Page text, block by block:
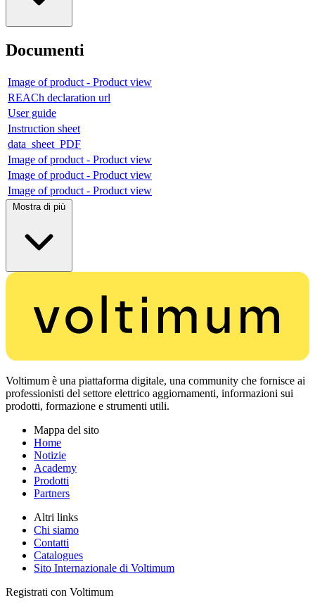
Documenti
Image of product - Product view
REACh declaration url
User guide
Instruction sheet
data_sheet_PDF
Image of product - Product view
Image of product - Product view
Image of product - Product view
Mostra di più
Voltimum è una piattaforma digitale, una community che fornisce ai
professionisti del settore elettrico aggiornamenti, informazioni sui
prodotti, formazione e strumenti utili.
Mappa del sito
Home
Notizie
Academy
Prodotti
Partners
Altri links
Chi siamo
Contatti
Catalogues
Sito Internazionale di Voltimum
Registrati con Voltimum